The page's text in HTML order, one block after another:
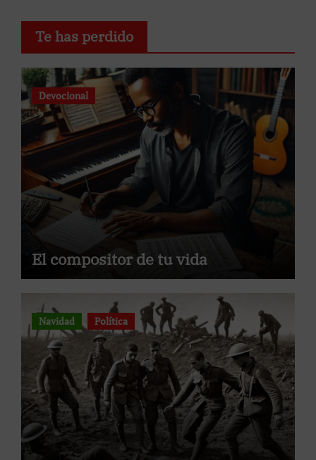
Te has perdido
Devocional
El compositor de tu vida
Navidad Política